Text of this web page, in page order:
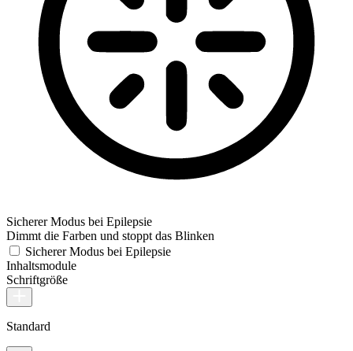
Sicherer Modus bei Epilepsie
Dimmt die Farben und stoppt das Blinken
Sicherer Modus bei Epilepsie
Inhaltsmodule
Schriftgröße
Standard